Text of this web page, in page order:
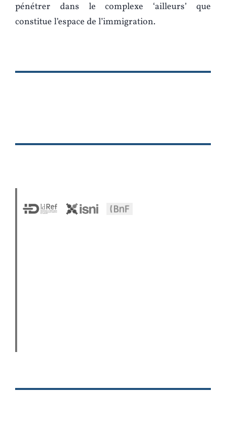
pénétrer dans le complexe ‘ailleurs’ que
constitue l’espace de l’immigration.